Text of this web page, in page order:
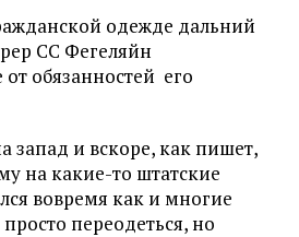
одежде дальний
СС Фегеляйн
обязанностей его
запад и вскоре, как пишет,
на какие-то штатские
вовремя как и многие
переодеться, но